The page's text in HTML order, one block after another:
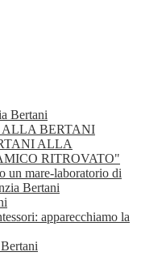
Bertani
BERTANI
ALLA
RITROVATO"
un mare-laboratorio di
Bertani
apparecchiamo la